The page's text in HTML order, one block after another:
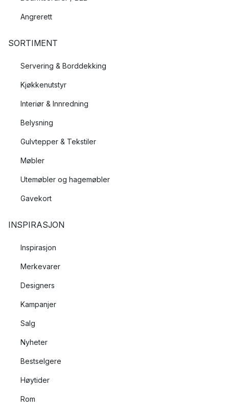
Angrerett
SORTIMENT
Servering & Borddekking
Kjøkkenutstyr
Interiør & Innredning
Belysning
Gulvtepper & Tekstiler
Møbler
Utemøbler og hagemøbler
Gavekort
INSPIRASJON
Inspirasjon
Merkevarer
Designers
Kampanjer
Salg
Nyheter
Bestselgere
Høytider
Rom